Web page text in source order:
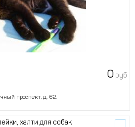
0 руб
проспект, д. 62.
халти для собак